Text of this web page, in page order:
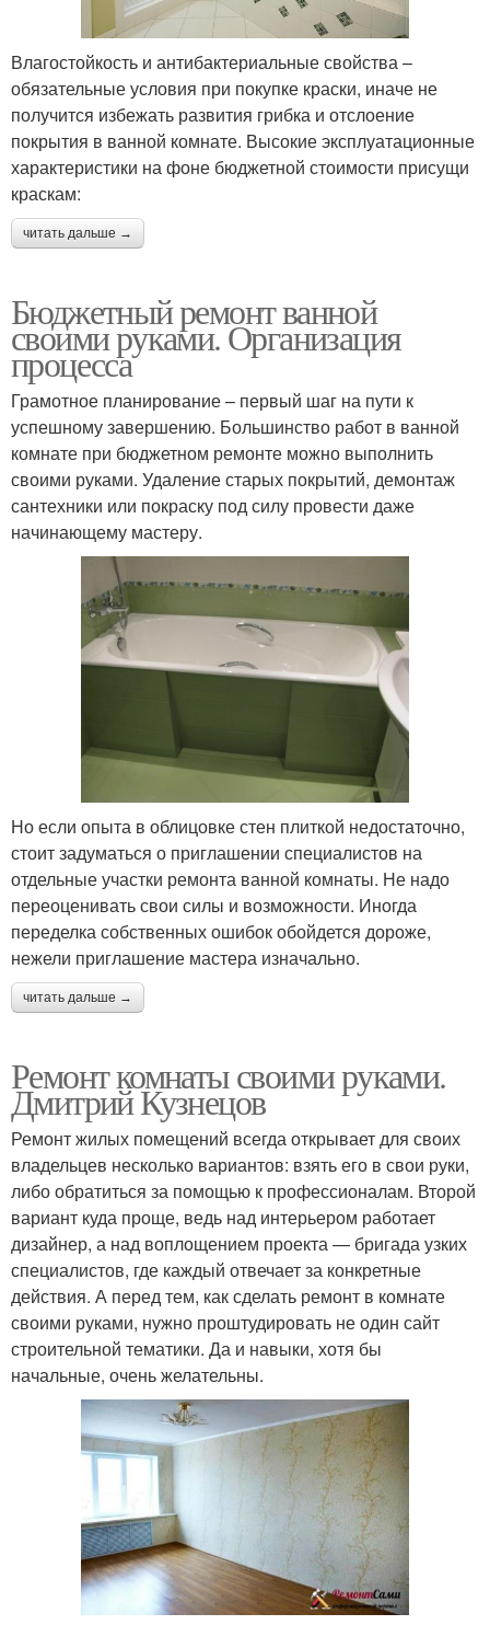
Влагостойкость и антибактериальные свойства –
обязательные условия при покупке краски, иначе не
получится избежать развития грибка и отслоение
покрытия в ванной комнате. Высокие эксплуатационные
характеристики на фоне бюджетной стоимости присущи
краскам:
читать дальше →
Бюджетный ремонт ванной
своими руками. Организация
процесса
Грамотное планирование – первый шаг на пути к
успешному завершению. Большинство работ в ванной
комнате при бюджетном ремонте можно выполнить
своими руками. Удаление старых покрытий, демонтаж
сантехники или покраску под силу провести даже
начинающему мастеру.
Но если опыта в облицовке стен плиткой недостаточно,
стоит задуматься о приглашении специалистов на
отдельные участки ремонта ванной комнаты. Не надо
переоценивать свои силы и возможности. Иногда
переделка собственных ошибок обойдется дороже,
нежели приглашение мастера изначально.
читать дальше →
Ремонт комнаты своими руками.
Дмитрий Кузнецов
Ремонт жилых помещений всегда открывает для своих
владельцев несколько вариантов: взять его в свои руки,
либо обратиться за помощью к профессионалам. Второй
вариант куда проще, ведь над интерьером работает
дизайнер, а над воплощением проекта — бригада узких
специалистов, где каждый отвечает за конкретные
действия. А перед тем, как сделать ремонт в комнате
своими руками, нужно проштудировать не один сайт
строительной тематики. Да и навыки, хотя бы
начальные, очень желательны.